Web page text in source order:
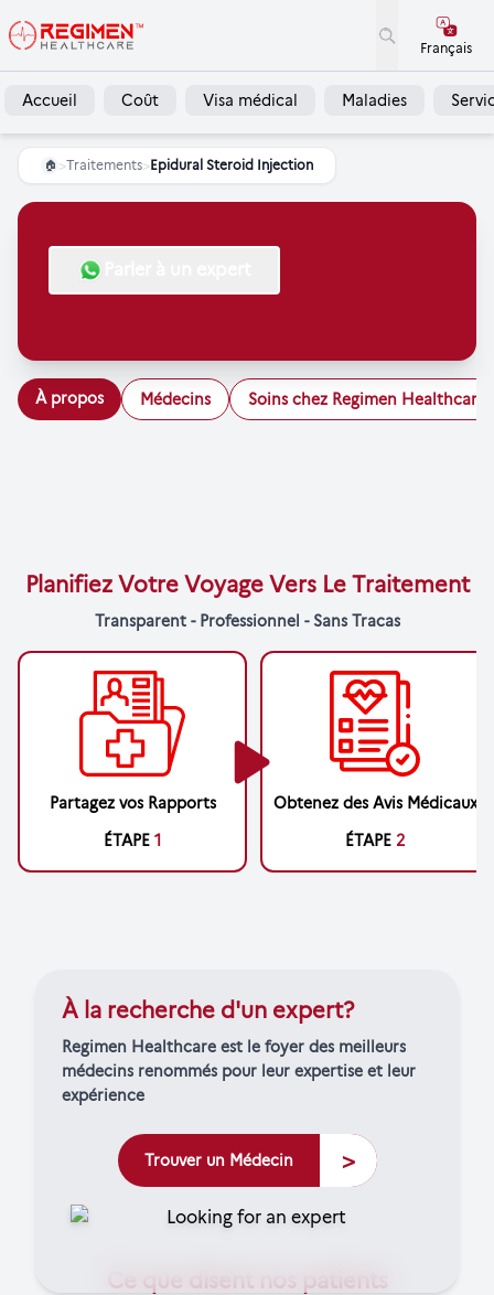
Français
Accueil Coût Visa médical Maladies
🏠 >Traitements>Epidural Steroid Injection
À propos Médecins Soins chez Regimen Healthcare
Planifiez Votre Voyage Vers Le Traitement
Transparent - Professionnel - Sans Tracas
Partagez vos Rapports
ÉTAPE 1
Obtenez des Avis Médicaux
ÉTAPE 2
À la recherche d'un expert?
Regimen Healthcare est le foyer des meilleurs
médecins renommés pour leur expertise et leur
expérience
Trouver un Médecin >
Ce que disent nos patients